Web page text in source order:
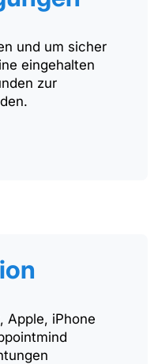
und um sicher
eingehalten
zur
Apple, iPhone